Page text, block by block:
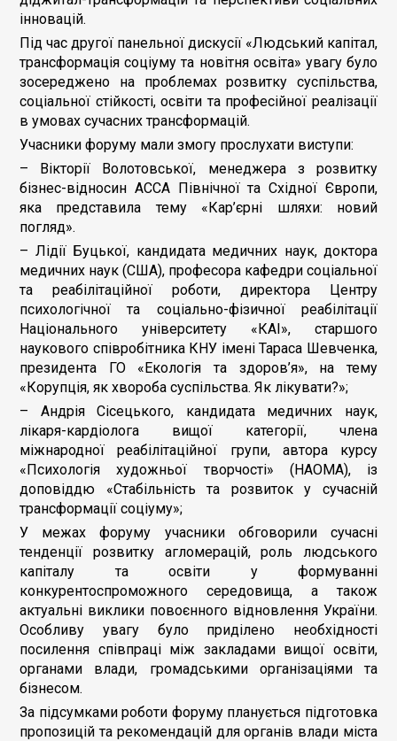
інновацій.
Під час другої панельної дискусії «Людський капітал,
трансформація соціуму та новітня освіта» увагу було
зосереджено на проблемах розвитку суспільства,
соціальної стійкості, освіти та професійної реалізації
в умовах сучасних трансформацій.
Учасники форуму мали змогу прослухати виступи:
– Вікторії Волотовської, менеджера з розвитку
бізнес-відносин ACCA Північної та Східної Європи,
яка представила тему «Кар’єрні шляхи: новий
погляд».
– Лідії Буцької, кандидата медичних наук, доктора
медичних наук (США), професора кафедри соціальної
та реабілітаційної роботи, директора Центру
психологічної та соціально-фізичної реабілітації
Національного університету «КАІ», старшого
наукового співробітника КНУ імені Тараса Шевченка,
президента ГО «Екологія та здоров’я», на тему
«Корупція, як хвороба суспільства. Як лікувати?»;
– Андрія Сісецького, кандидата медичних наук,
лікаря-кардіолога вищої категорії, члена
міжнародної реабілітаційної групи, автора курсу
«Психологія художньої творчості» (НАОМА), із
доповіддю «Стабільність та розвиток у сучасній
трансформації соціуму»;
У межах форуму учасники обговорили сучасні
тенденції розвитку агломерацій, роль людського
капіталу та освіти у формуванні
конкурентоспроможного середовища, а також
актуальні виклики повоєнного відновлення України.
Особливу увагу було приділено необхідності
посилення співпраці між закладами вищої освіти,
органами влади, громадськими організаціями та
бізнесом.
За підсумками роботи форуму планується підготовка
пропозицій та рекомендацій для органів влади міста